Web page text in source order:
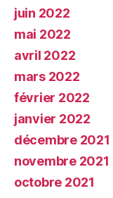
juin 2022
mai 2022
avril 2022
mars 2022
février 2022
janvier 2022
décembre 2021
novembre 2021
octobre 2021